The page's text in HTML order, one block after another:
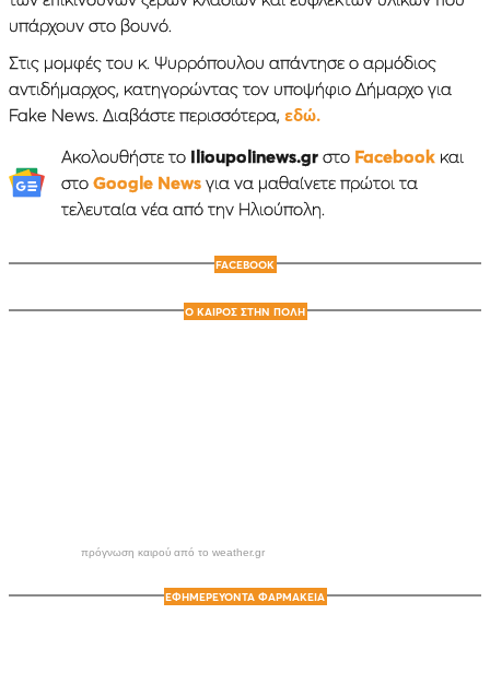
υπάρχουν στο βουνό.
Στις μομφές του κ. Ψυρρόπουλου απάντησε ο αρμόδιος
αντιδήμαρχος, κατηγορώντας τον υποψήφιο Δήμαρχο για
Fake News. Διαβάστε περισσότερα, εδώ.
Ακολουθήστε το Ilioupolinews.grστο Facebookκαι
στο Google Newsγια να μαθαίνετε πρώτοι τα
τελευταία νέα από την Ηλιούπολη.
FACEBOOK
Ο ΚΑΙΡΟΣ ΣΤΗΝ ΠΟΛΗ
πρόγνωση καιρού από το weather.gr
ΕΦΗΜΕΡΕΥΟΝΤΑ ΦΑΡΜΑΚΕΙΑ